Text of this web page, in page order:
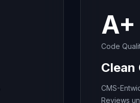
A+
Code
Clean
CMS-
Reviews